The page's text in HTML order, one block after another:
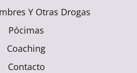
Y Otras Drogas
Pócimas
Coaching
Contacto